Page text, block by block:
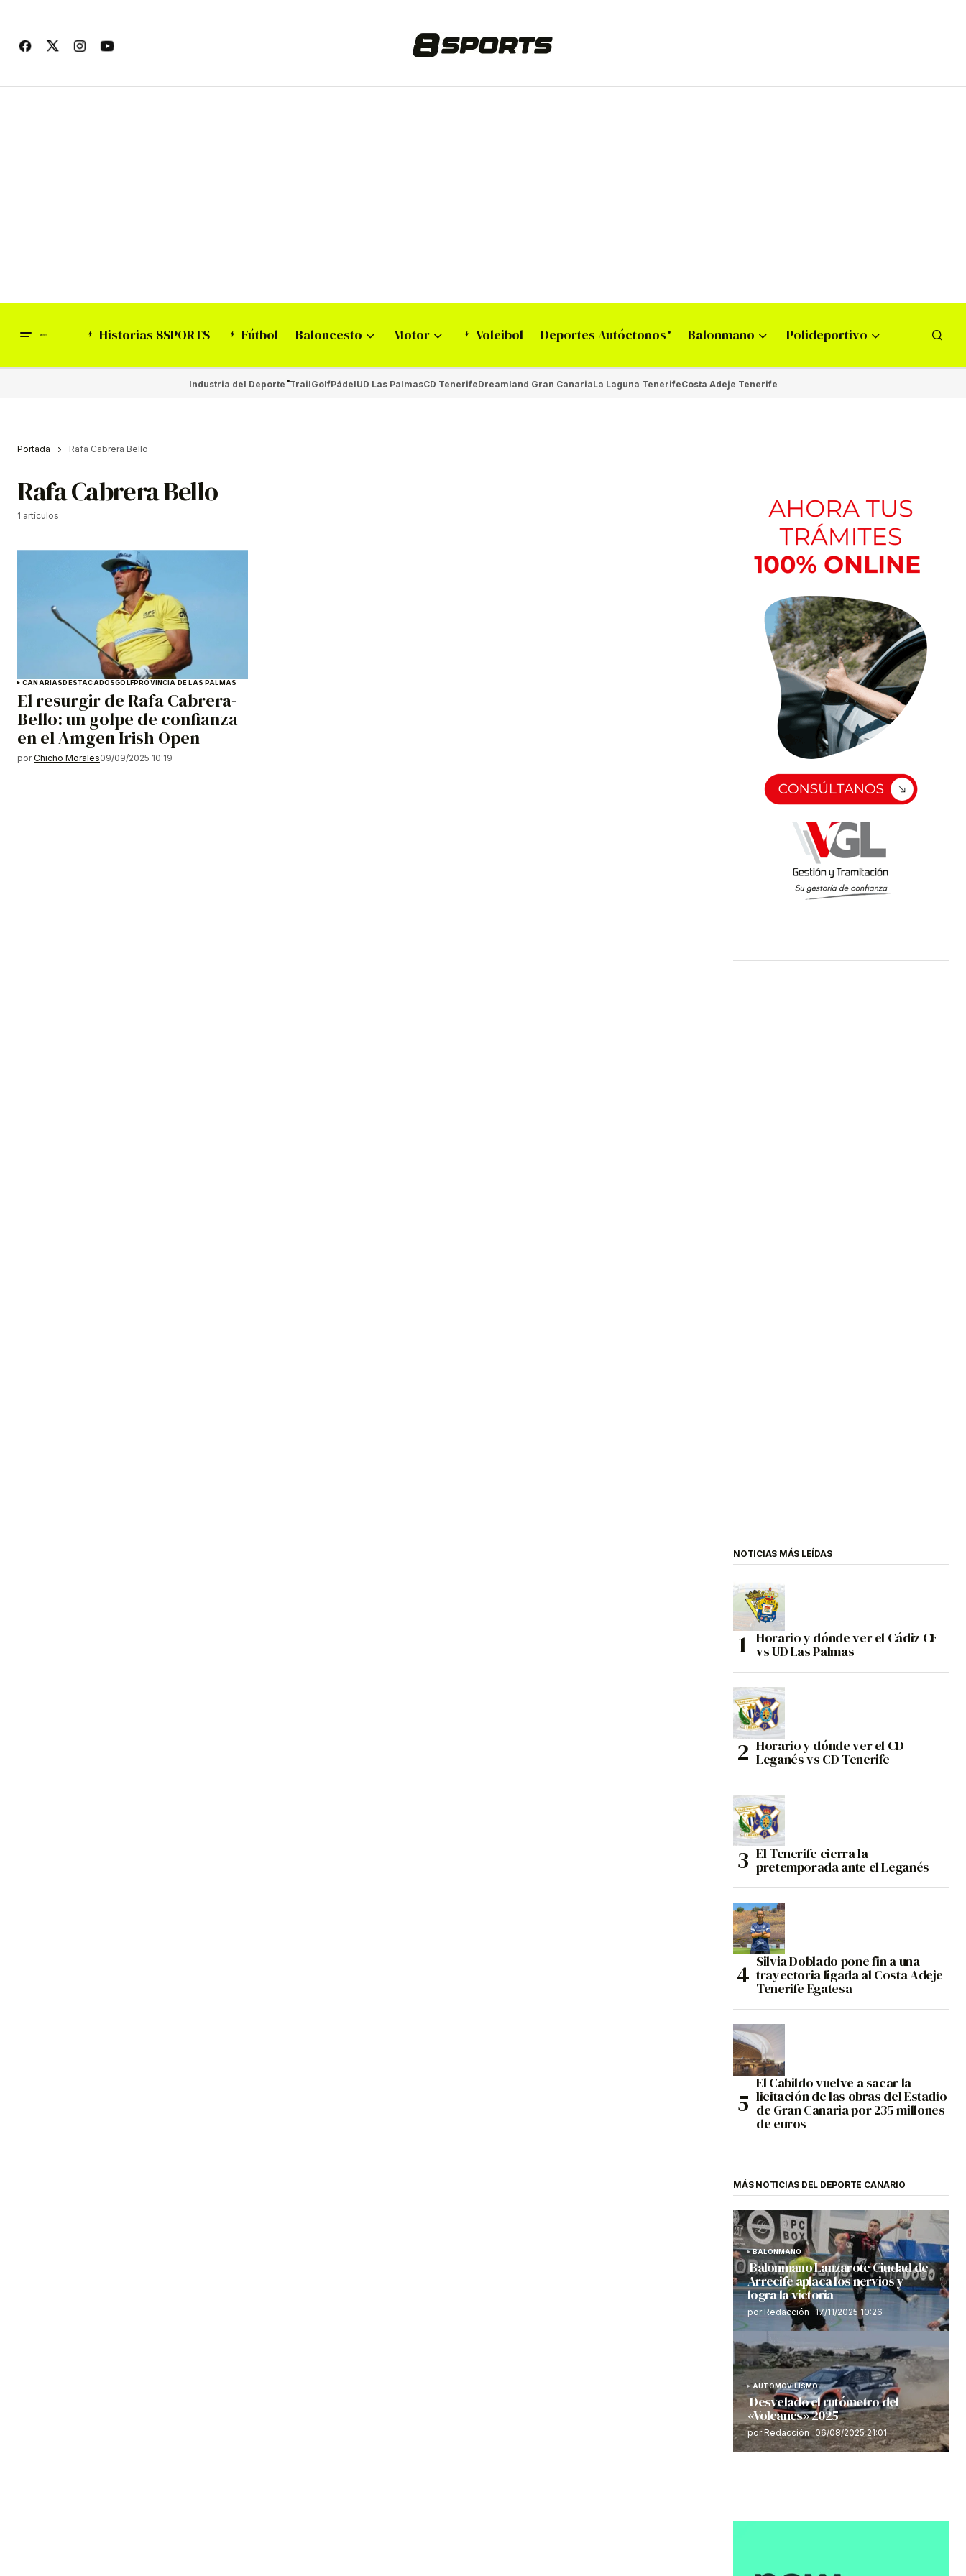
Historias 8SPORTS Fútbol Baloncesto Motor Voleibol Deportes Autóctonos Balonmano Polideportivo
Industria del Deporte TrailGolfPádelUD Las PalmasCD TenerifeDreamland Gran CanariaLa Laguna TenerifeCosta Adeje Tenerife
Portada Rafa Cabrera Bello
Rafa Cabrera Bello
1 artículos
CANARIASDESTACADOSGOLFPROVINCIA DE LAS PALMAS
El resurgir de Rafa Cabrera-
Bello: un golpe de confianza
en el Amgen Irish Open
por Chicho Morales09/09/2025 10:19
NOTICIAS MÁS LEÍDAS
Horario y dónde ver el Cádiz CF
vs UD Las Palmas
Horario y dónde ver el CD
Leganés vs CD Tenerife
El Tenerife cierra la
pretemporada ante el Leganés
Silvia Doblado pone fin a una
trayectoria ligada al Costa Adeje
Tenerife Egatesa
El Cabildo vuelve a sacar la
licitación de las obras del Estadio
de Gran Canaria por 235 millones
de euros
MÁS NOTICIAS DEL DEPORTE CANARIO
BALONMANO
Balonmano Lanzarote Ciudad de
Arrecife aplaca los nervios y
logra la victoria
por Redacción 17/11/2025 10:26
AUTOMOVILISMO
Desvelado el rutómetro del
«Volcanes» 2025
por Redacción 06/08/2025 21:01